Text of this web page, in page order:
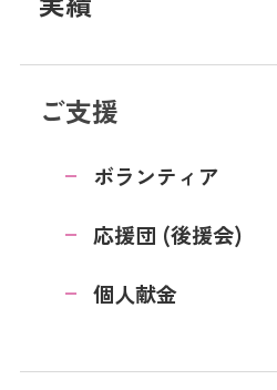
ご支援
ボランティア
応援団 (後援会)
個人献金